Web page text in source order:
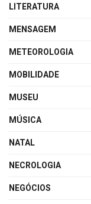
LITERATURA
MENSAGEM
METEOROLOGIA
MOBILIDADE
MUSEU
MÚSICA
NATAL
NECROLOGIA
NEGÓCIOS